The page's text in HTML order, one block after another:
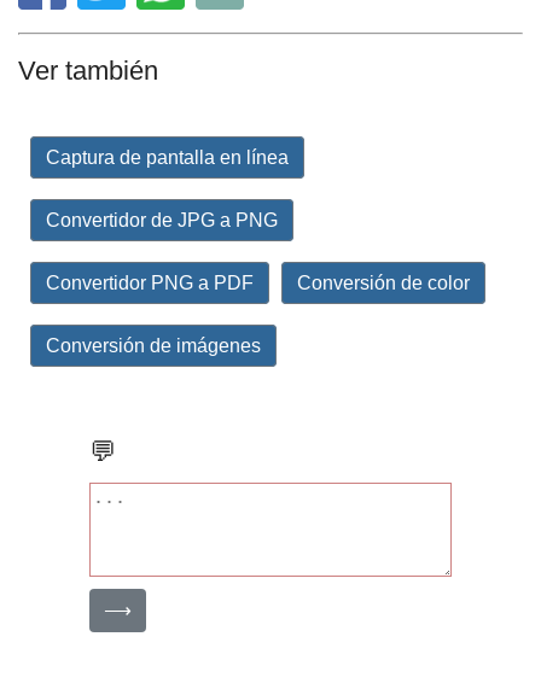
Ver también
Captura de pantalla en línea
Convertidor de JPG a PNG
Convertidor PNG a PDF Conversión de color
Conversión de imágenes
💬
⟶